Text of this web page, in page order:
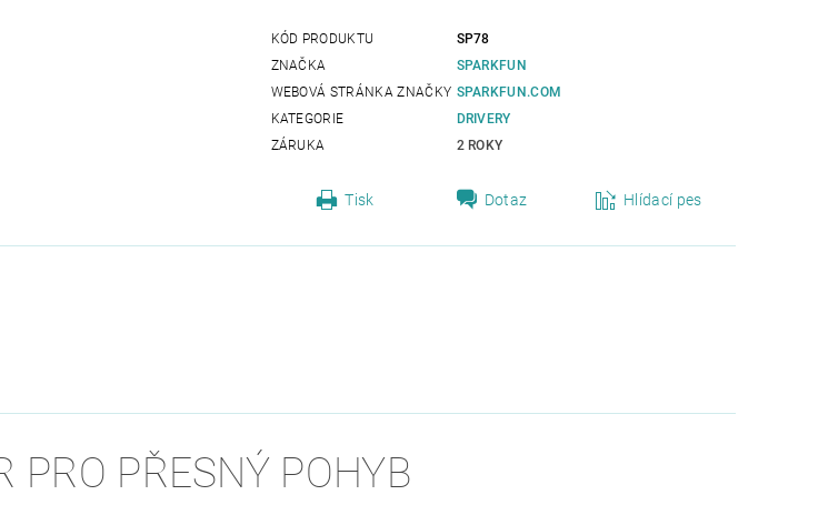
KÓD PRODUKTU
SP78
ZNAČKA
SPARKFUN
WEBOVÁ STRÁNKA ZNAČKY SPARKFUN.COM
KATEGORIE
DRIVERY
ZÁRUKA
2 ROKY
Tisk Dotaz Hlídací pes
PRO PŘESNÝ POHYB